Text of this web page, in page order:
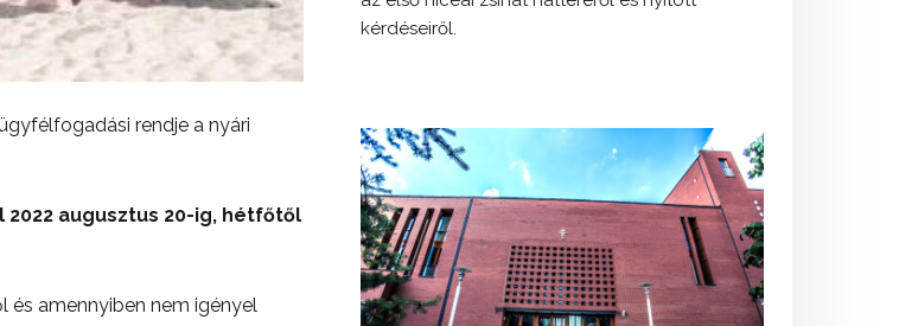
rendje a nyári
2022 augusztus 20-ig, hétfőtől
és amennyiben nem igényel
kérdéseiről.